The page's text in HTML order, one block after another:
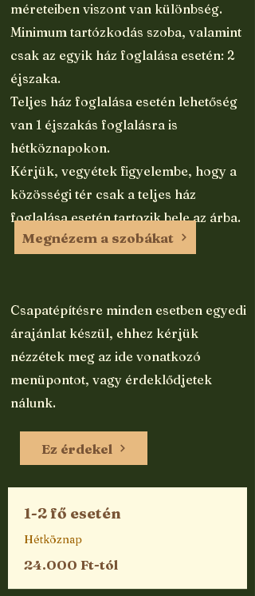
méreteiben viszont van különbség.
Minimum tartózkodás szoba, valamint
csak az egyik ház foglalása esetén: 2
éjszaka.
Teljes ház foglalása esetén lehetőség
van 1 éjszakás foglalásra is
hétköznapokon.
Kérjük, vegyétek figyelembe, hogy a
közösségi tér csak a teljes ház
foglalása esetén tartozik bele az árba.
Csapatépítésre minden esetben egyedi
árajánlat készül, ehhez kérjük
nézzétek meg az ide vonatkozó
menüpontot, vagy érdeklődjetek
nálunk.
Megnézem a szobákat
Ez érdekel
1-2 fő esetén
Hétköznap
24.000 Ft-tól